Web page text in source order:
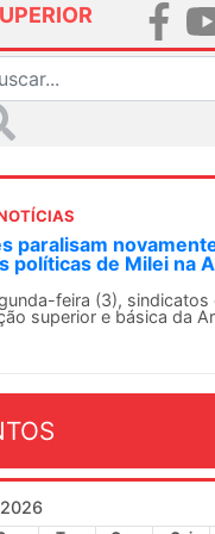
convoca docentes
Internacionalista
SN conclama suas